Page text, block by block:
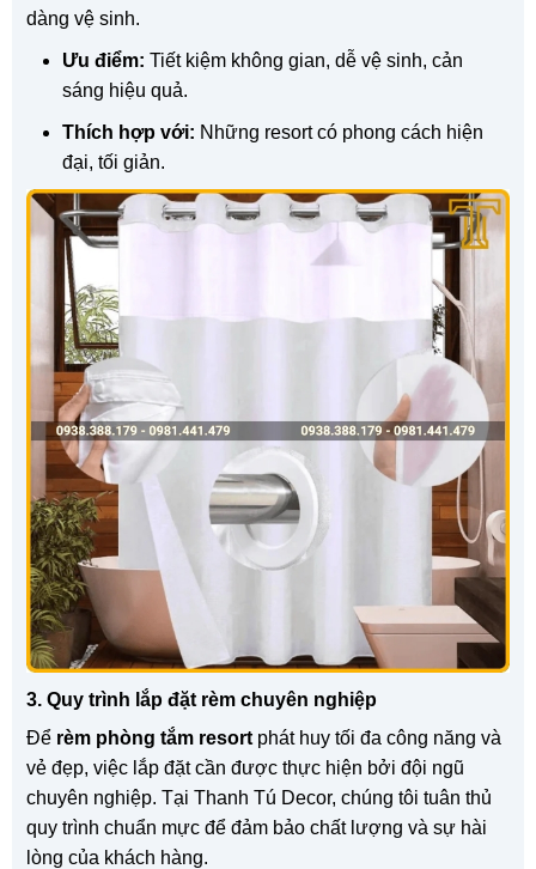
dàng vệ sinh.
Ưu điểm: Tiết kiệm không gian, dễ vệ sinh, cản
sáng hiệu quả.
Thích hợp với: Những resort có phong cách hiện
đại, tối giản.
3. Quy trình lắp đặt rèm chuyên nghiệp
Để rèm phòng tắm resort phát huy tối đa công năng và
vẻ đẹp, việc lắp đặt cần được thực hiện bởi đội ngũ
chuyên nghiệp. Tại Thanh Tú Decor, chúng tôi tuân thủ
quy trình chuẩn mực để đảm bảo chất lượng và sự hài
lòng của khách hàng.